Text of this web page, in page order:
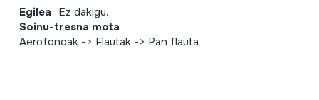
Egilea Ez dakigu.
Soinu-tresna mota
Aerofonoak -> Flautak -> Pan flauta